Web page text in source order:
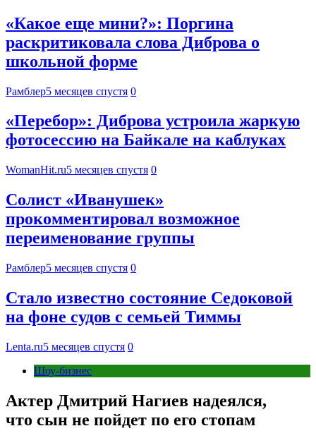
«Какое еще мини?»: Поргина
раскритиковала слова Диброва о
школьной форме
Рамблер5 месяцев спустя 0
«Перебор»: Диброва устроила жаркую
фотосессию на Байкале на каблуках
WomanHit.ru5 месяцев спустя 0
Солист «Иванушек»
прокомментировал возможное
переименование группы
Рамблер5 месяцев спустя 0
Стало известно состояние Седоковой
на фоне судов с семьей Тиммы
Lenta.ru5 месяцев спустя 0
Шоу-бизнес
Актер Дмитрий Нагиев надеялся,
что сын не пойдет по его стопам